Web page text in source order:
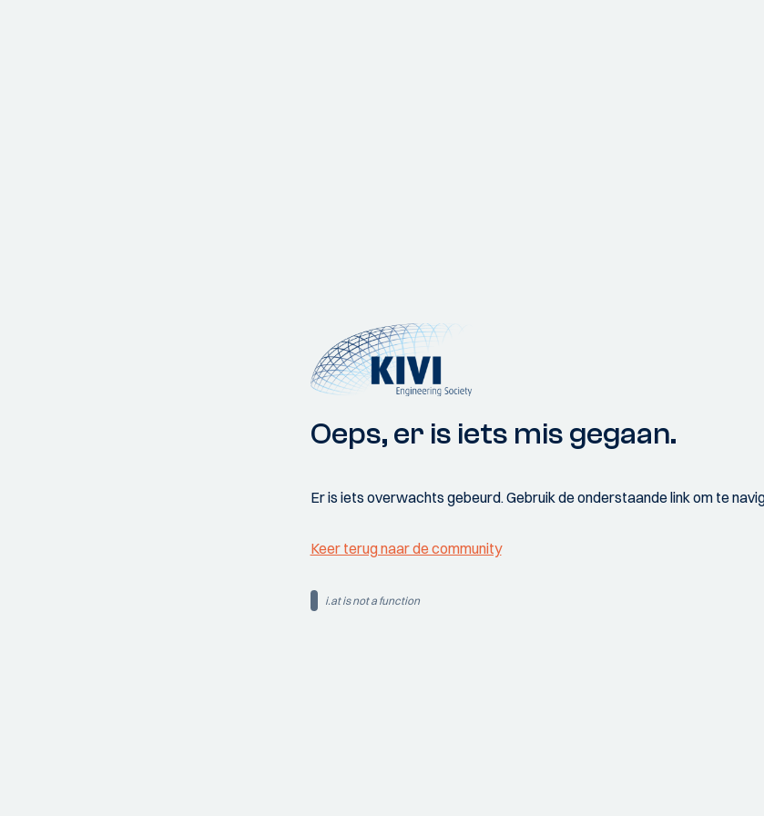
Oeps, er is iets mis gegaan.
Er is iets overwachts gebeurd. Gebruik de onderstaande link om te
Keer terug naar de community
i.at is not a function